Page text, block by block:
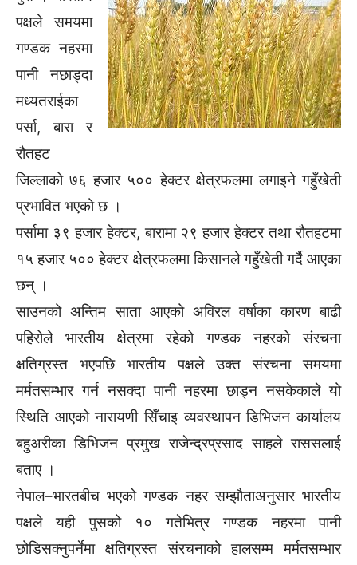
पक्षले समयमा
गण्डक नहरमा
पानी नछाड्दा
मध्यतराईका
पर्सा, बारा र
रौतहट
जिल्लाको ७६ हजार ५०० हेक्टर क्षेत्रफलमा लगाइने गहुँखेती
प्रभावित भएको छ ।
पर्सामा ३९ हजार हेक्टर, बारामा २९ हजार हेक्टर तथा रौतहटमा
१५ हजार ५०० हेक्टर क्षेत्रफलमा किसानले गहुँखेती गर्दै आएका
छन् ।
साउनको अन्तिम साता आएको अविरल वर्षाका कारण बाढी
पहिरोले भारतीय क्षेत्रमा रहेको गण्डक नहरको संरचना
क्षतिग्रस्त भएपछि भारतीय पक्षले उक्त संरचना समयमा
मर्मतसम्भार गर्न नसक्दा पानी नहरमा छाड्न नसकेकाले यो
स्थिति आएको नारायणी सिँचाइ व्यवस्थापन डिभिजन कार्यालय
बहुअरीका डिभिजन प्रमुख राजेन्द्रप्रसाद साहले राससलाई
बताए ।
नेपाल–भारतबीच भएको गण्डक नहर सम्झौताअनुसार भारतीय
पक्षले यही पुसको १० गतेभित्र गण्डक नहरमा पानी
छोडिसक्नुपर्नेमा क्षतिग्रस्त संरचनाको हालसम्म मर्मतसम्भार